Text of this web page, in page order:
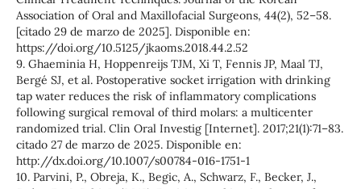
Association of Oral and Maxillofacial Surgeons, 44(2), 52–58.
[citado 29 de marzo de 2025]. Disponible en:
https://doi.org/10.5125/jkaoms.2018.44.2.52
9. Ghaeminia H, Hoppenreijs TJM, Xi T, Fennis JP, Maal TJ,
Bergé SJ, et al. Postoperative socket irrigation with drinking
tap water reduces the risk of inflammatory complications
following surgical removal of third molars: a multicenter
randomized trial. Clin Oral Investig [Internet]. 2017;21(1):71–83.
citado 27 de marzo de 2025. Disponible en:
http://dx.doi.org/10.1007/s00784-016-1751-1
10. Parvini, P., Obreja, K., Begic, A., Schwarz, F., Becker, J.,